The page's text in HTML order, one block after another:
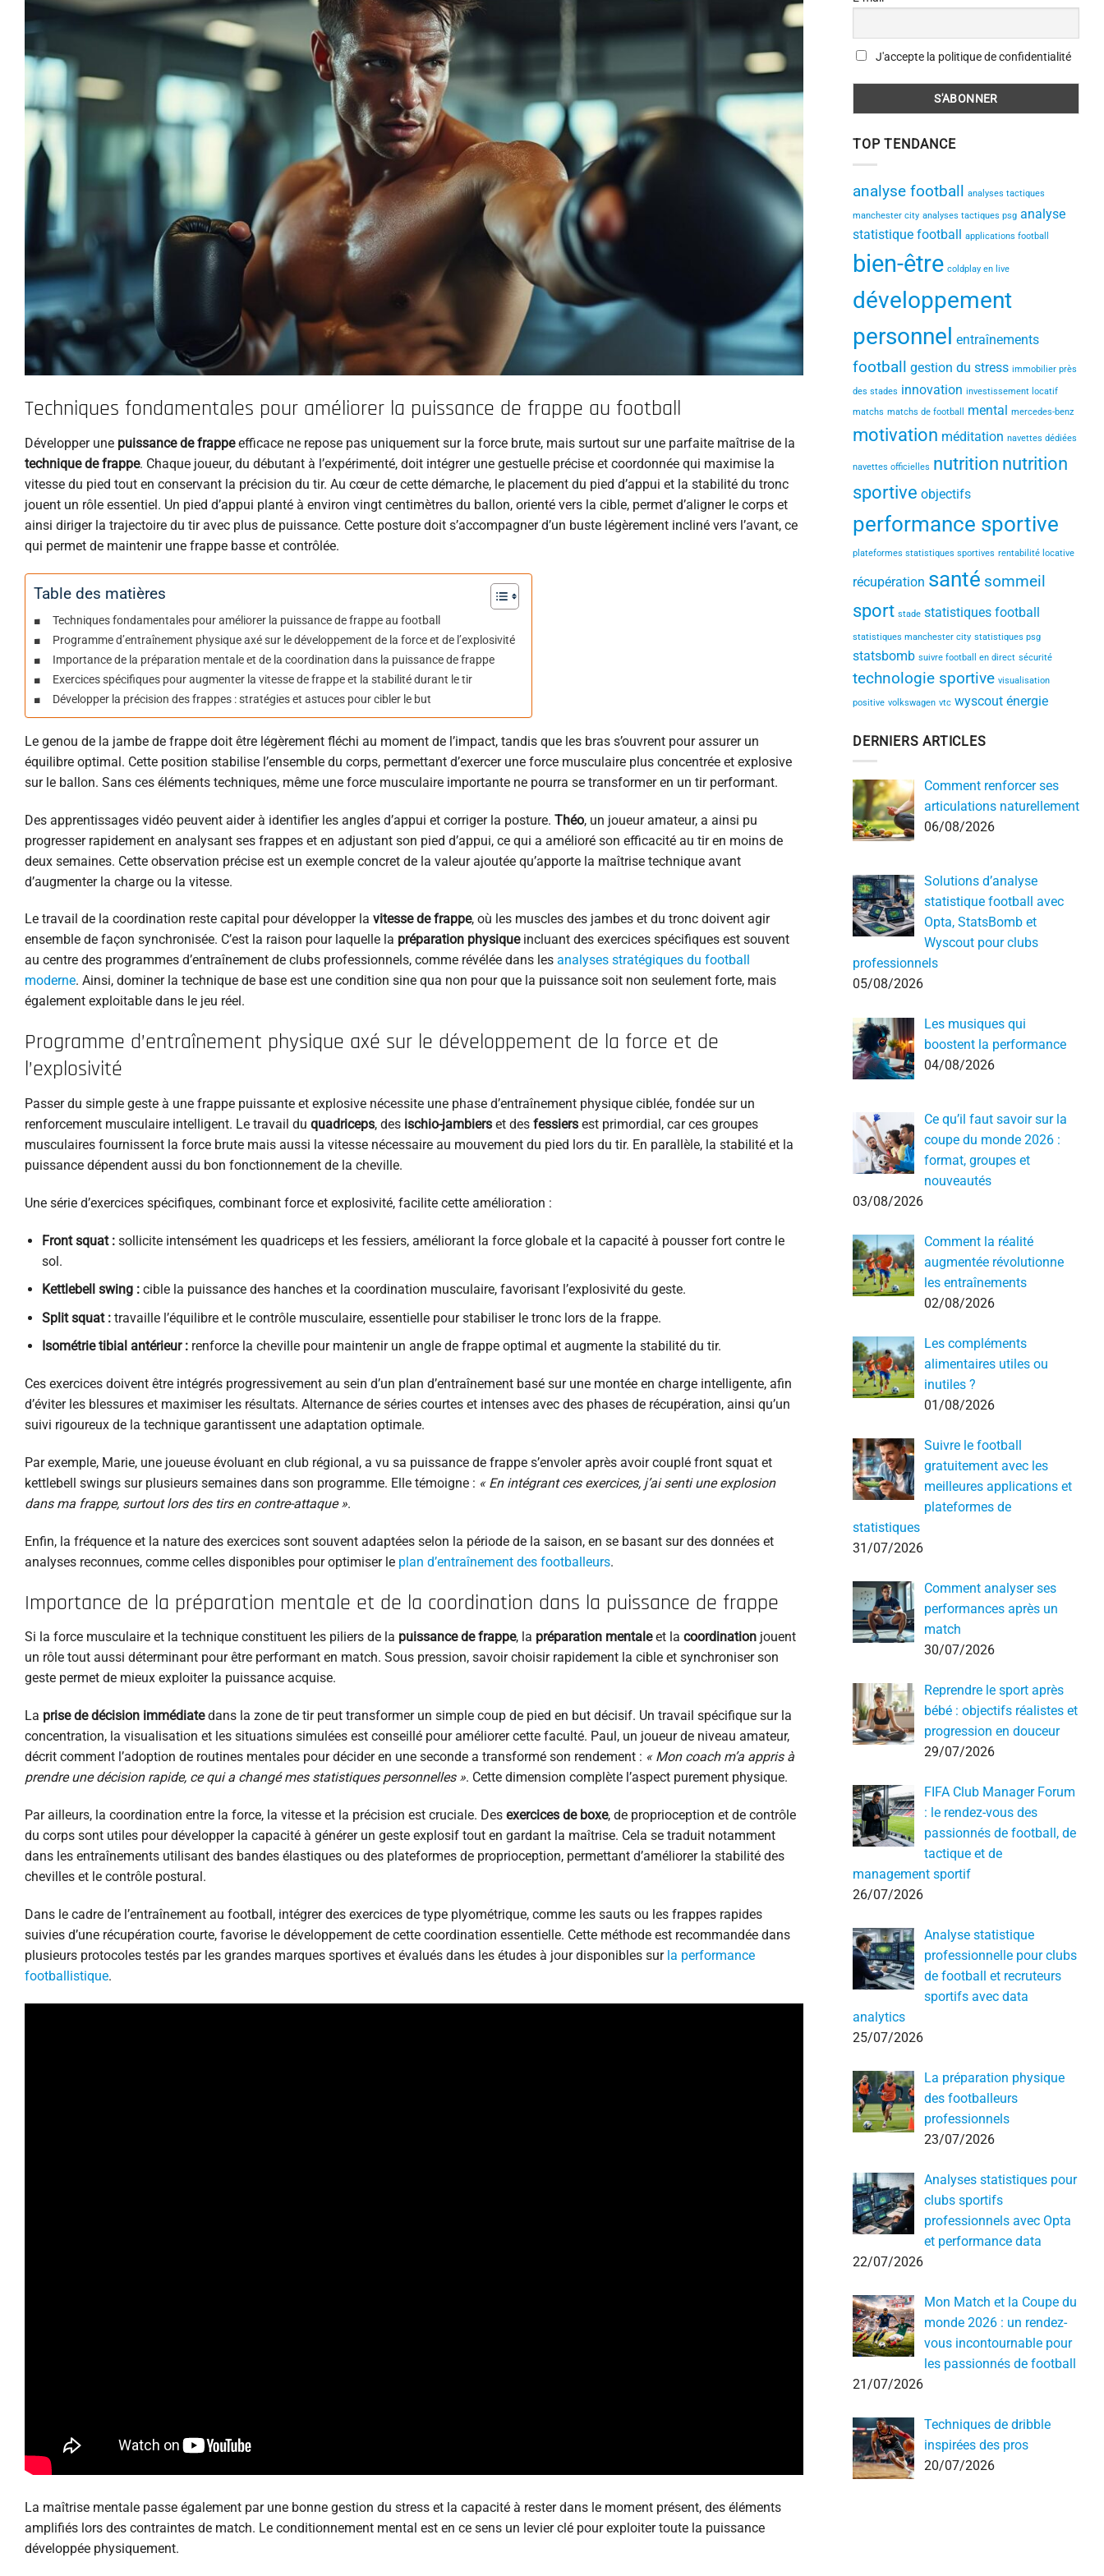
Techniques fondamentales pour améliorer la puissance de frappe au football
Développer une puissance de frappeefficace ne repose pas uniquement sur la force brute, mais surtout sur une parfaite maîtrise de la
technique de frappe. Chaque joueur, du débutant à l’expérimenté, doit intégrer une gestuelle précise et coordonnée qui maximise la
vitesse du pied tout en conservant la précision du tir. Au cœur de cette démarche, le placement du pied d’appui et la stabilité du tronc
jouent un rôle essentiel. Un pied d’appui planté à environ vingt centimètres du ballon, orienté vers la cible, permet d’aligner le corps et
ainsi diriger la trajectoire du tir avec plus de puissance. Cette posture doit s’accompagner d’un buste légèrement incliné vers l’avant, ce
qui permet de maintenir une frappe basse et contrôlée.
Table des matières
Techniques fondamentales pour améliorer la puissance de frappe au football
Programme d’entraînement physique axé sur le développement de la force et de l’explosivité
Importance de la préparation mentale et de la coordination dans la puissance de frappe
Exercices spécifiques pour augmenter la vitesse de frappe et la stabilité durant le tir
Développer la précision des frappes : stratégies et astuces pour cibler le but
Le genou de la jambe de frappe doit être légèrement fléchi au moment de l’impact, tandis que les bras s’ouvrent pour assurer un
équilibre optimal. Cette position stabilise l’ensemble du corps, permettant d’exercer une force musculaire plus concentrée et explosive
sur le ballon. Sans ces éléments techniques, même une force musculaire importante ne pourra se transformer en un tir performant.
Des apprentissages vidéo peuvent aider à identifier les angles d’appui et corriger la posture. Théo, un joueur amateur, a ainsi pu
progresser rapidement en analysant ses frappes et en adjustant son pied d’appui, ce qui a amélioré son efficacité au tir en moins de
deux semaines. Cette observation précise est un exemple concret de la valeur ajoutée qu’apporte la maîtrise technique avant
d’augmenter la charge ou la vitesse.
Le travail de la coordination reste capital pour développer la vitesse de frappe, où les muscles des jambes et du tronc doivent agir
ensemble de façon synchronisée. C’est la raison pour laquelle la préparation physiqueincluant des exercices spécifiques est souvent
au centre des programmes d’entraînement de clubs professionnels, comme révélée dans les analyses stratégiques du football
moderne. Ainsi, dominer la technique de base est une condition sine qua non pour que la puissance soit non seulement forte, mais
également exploitable dans le jeu réel.
Programme d’entraînement physique axé sur le développement de la force et de
l’explosivité
Passer du simple geste à une frappe puissante et explosive nécessite une phase d’entraînement physique ciblée, fondée sur un
renforcement musculaire intelligent. Le travail du quadriceps, des ischio-jambiers et des fessiers est primordial, car ces groupes
musculaires fournissent la force brute mais aussi la vitesse nécessaire au mouvement du pied lors du tir. En parallèle, la stabilité et la
puissance dépendent aussi du bon fonctionnement de la cheville.
Une série d’exercices spécifiques, combinant force et explosivité, facilite cette amélioration :
Front squat :sollicite intensément les quadriceps et les fessiers, améliorant la force globale et la capacité à pousser fort contre le
sol.
Kettlebell swing :cible la puissance des hanches et la coordination musculaire, favorisant l’explosivité du geste.
Split squat :travaille l’équilibre et le contrôle musculaire, essentielle pour stabiliser le tronc lors de la frappe.
Isométrie tibial antérieur :renforce la cheville pour maintenir un angle de frappe optimal et augmente la stabilité du tir.
Ces exercices doivent être intégrés progressivement au sein d’un plan d’entraînement basé sur une montée en charge intelligente, afin
d’éviter les blessures et maximiser les résultats. Alternance de séries courtes et intenses avec des phases de récupération, ainsi qu’un
suivi rigoureux de la technique garantissent une adaptation optimale.
Par exemple, Marie, une joueuse évoluant en club régional, a vu sa puissance de frappe s’envoler après avoir couplé front squat et
kettlebell swings sur plusieurs semaines dans son programme. Elle témoigne : « En intégrant ces exercices, j’ai senti une explosion
dans ma frappe, surtout lors des tirs en contre-attaque ».
Enfin, la fréquence et la nature des exercices sont souvent adaptées selon la période de la saison, en se basant sur des données et
analyses reconnues, comme celles disponibles pour optimiser le plan d’entraînement des footballeurs.
Importance de la préparation mentale et de la coordination dans la puissance de frappe
Si la force musculaire et la technique constituent les piliers de la puissance de frappe, la préparation mentaleet la coordination jouent
un rôle tout aussi déterminant pour être performant en match. Sous pression, savoir choisir rapidement la cible et synchroniser son
geste permet de mieux exploiter la puissance acquise.
La prise de décision immédiatedans la zone de tir peut transformer un simple coup de pied en but décisif. Un travail spécifique sur la
concentration, la visualisation et les situations simulées est conseillé pour améliorer cette faculté. Paul, un joueur de niveau amateur,
décrit comment l’adoption de routines mentales pour décider en une seconde a transformé son rendement : « Mon coach m’a appris à
prendre une décision rapide, ce qui a changé mes statistiques personnelles ». Cette dimension complète l’aspect purement physique.
Par ailleurs, la coordination entre la force, la vitesse et la précision est cruciale. Des exercices de boxe, de proprioception et de contrôle
du corps sont utiles pour développer la capacité à générer un geste explosif tout en gardant la maîtrise. Cela se traduit notamment
dans les entraînements utilisant des bandes élastiques ou des plateformes de proprioception, permettant d’améliorer la stabilité des
chevilles et le contrôle postural.
Dans le cadre de l’entraînement au football, intégrer des exercices de type plyométrique, comme les sauts ou les frappes rapides
suivies d’une récupération courte, favorise le développement de cette coordination essentielle. Cette méthode est recommandée dans
plusieurs protocoles testés par les grandes marques sportives et évalués dans les études à jour disponibles sur la performance
footballistique.
La maîtrise mentale passe également par une bonne gestion du stress et la capacité à rester dans le moment présent, des éléments
amplifiés lors des contraintes de match. Le conditionnement mental est en ce sens un levier clé pour exploiter toute la puissance
développée physiquement.
J'accepte la politique de confidentialité
TOP TENDANCE
analyse football analyses tactiques
manchester city analyses tactiques psg analyse
statistique football applications football
bien-être coldplay en live
développement
personnel entraînements
football gestion du stress immobilier près
des stades innovation investissement locatif
matchs matchs de football mental mercedes-benz
motivation méditation navettes dédiées
navettes officielles nutrition nutrition
sportive objectifs
performance sportive
plateformes statistiques sportives rentabilité locative
récupération santé sommeil
sport stade statistiques football
statistiques manchester city statistiques psg
statsbomb suivre football en direct sécurité
technologie sportive visualisation
positive volkswagen vtc wyscout énergie
DERNIERS ARTICLES
Comment renforcer ses
articulations naturellement
06/08/2026
Solutions d’analyse
statistique football avec
Opta, StatsBomb et
Wyscout pour clubs
professionnels
05/08/2026
Les musiques qui
boostent la performance
04/08/2026
Ce qu’il faut savoir sur la
coupe du monde 2026 :
format, groupes et
nouveautés
03/08/2026
Comment la réalité
augmentée révolutionne
les entraînements
02/08/2026
Les compléments
alimentaires utiles ou
inutiles ?
01/08/2026
Suivre le football
gratuitement avec les
meilleures applications et
plateformes de
statistiques
31/07/2026
Comment analyser ses
performances après un
match
30/07/2026
Reprendre le sport après
bébé : objectifs réalistes et
progression en douceur
29/07/2026
FIFA Club Manager Forum
: le rendez-vous des
passionnés de football, de
tactique et de
management sportif
26/07/2026
Analyse statistique
professionnelle pour clubs
de football et recruteurs
sportifs avec data
analytics
25/07/2026
La préparation physique
des footballeurs
professionnels
23/07/2026
Analyses statistiques pour
clubs sportifs
professionnels avec Opta
et performance data
22/07/2026
Mon Match et la Coupe du
monde 2026 : un rendez-
vous incontournable pour
les passionnés de football
21/07/2026
Techniques de dribble
inspirées des pros
20/07/2026